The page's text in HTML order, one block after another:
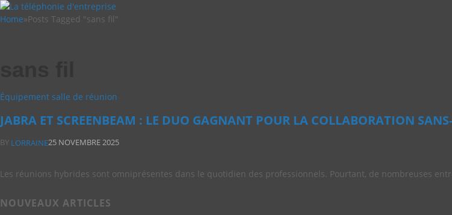
Home»Posts Tagged "sans fil"
Équipement salle de réunion
JABRA ET SCREENBEAM : LE DUO GAGNANT POUR LA COLLABORATION
BY LORRAINE25 NOVEMBRE 2025
Les réunions hybrides sont omniprésentes dans le quotidien des professionnels. Pourtant, de nombreuses
NOUVEAUX ARTICLES